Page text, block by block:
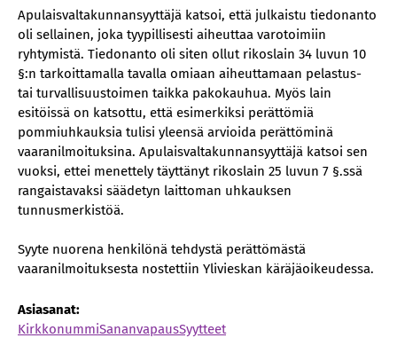
Apulaisvaltakunnansyyttäjä katsoi, että julkaistu tiedonanto
oli sellainen, joka tyypillisesti aiheuttaa varotoimiin
ryhtymistä. Tiedonanto oli siten ollut rikoslain 34 luvun 10
§:n tarkoittamalla tavalla omiaan aiheuttamaan pelastus-
tai turvallisuustoimen taikka pakokauhua. Myös lain
esitöissä on katsottu, että esimerkiksi perättömiä
pommiuhkauksia tulisi yleensä arvioida perättöminä
vaaranilmoituksina. Apulaisvaltakunnansyyttäjä katsoi sen
vuoksi, ettei menettely täyttänyt rikoslain 25 luvun 7 §.ssä
rangaistavaksi säädetyn laittoman uhkauksen
tunnusmerkistöä.
Syyte nuorena henkilönä tehdystä perättömästä
vaaranilmoituksesta nostettiin Ylivieskan käräjäoikeudessa.
Asiasanat:
KirkkonummiSananvapausSyytteet